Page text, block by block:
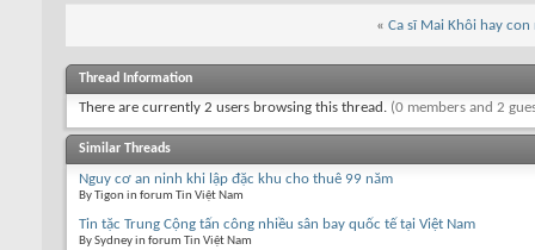
« Ca sĩ Mai Khôi hay con
Thread Information
There are currently 2 users browsing this thread. (0 members and 2
Similar Threads
Nguy cơ an ninh khi lập đặc khu cho thuê 99 năm
By Tigon in forum Tin Việt Nam
Tin tặc Trung Cộng tấn công nhiều sân bay quốc tế tại Việt Nam
By Sydney in forum Tin Việt Nam